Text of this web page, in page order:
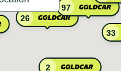
2
26
97
33